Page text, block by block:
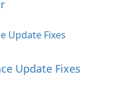
Update Fixes